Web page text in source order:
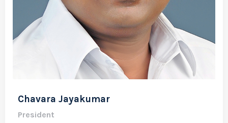
Chavara Jayakumar
President